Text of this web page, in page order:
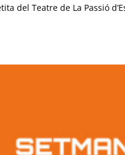
del Teatre de La Passió